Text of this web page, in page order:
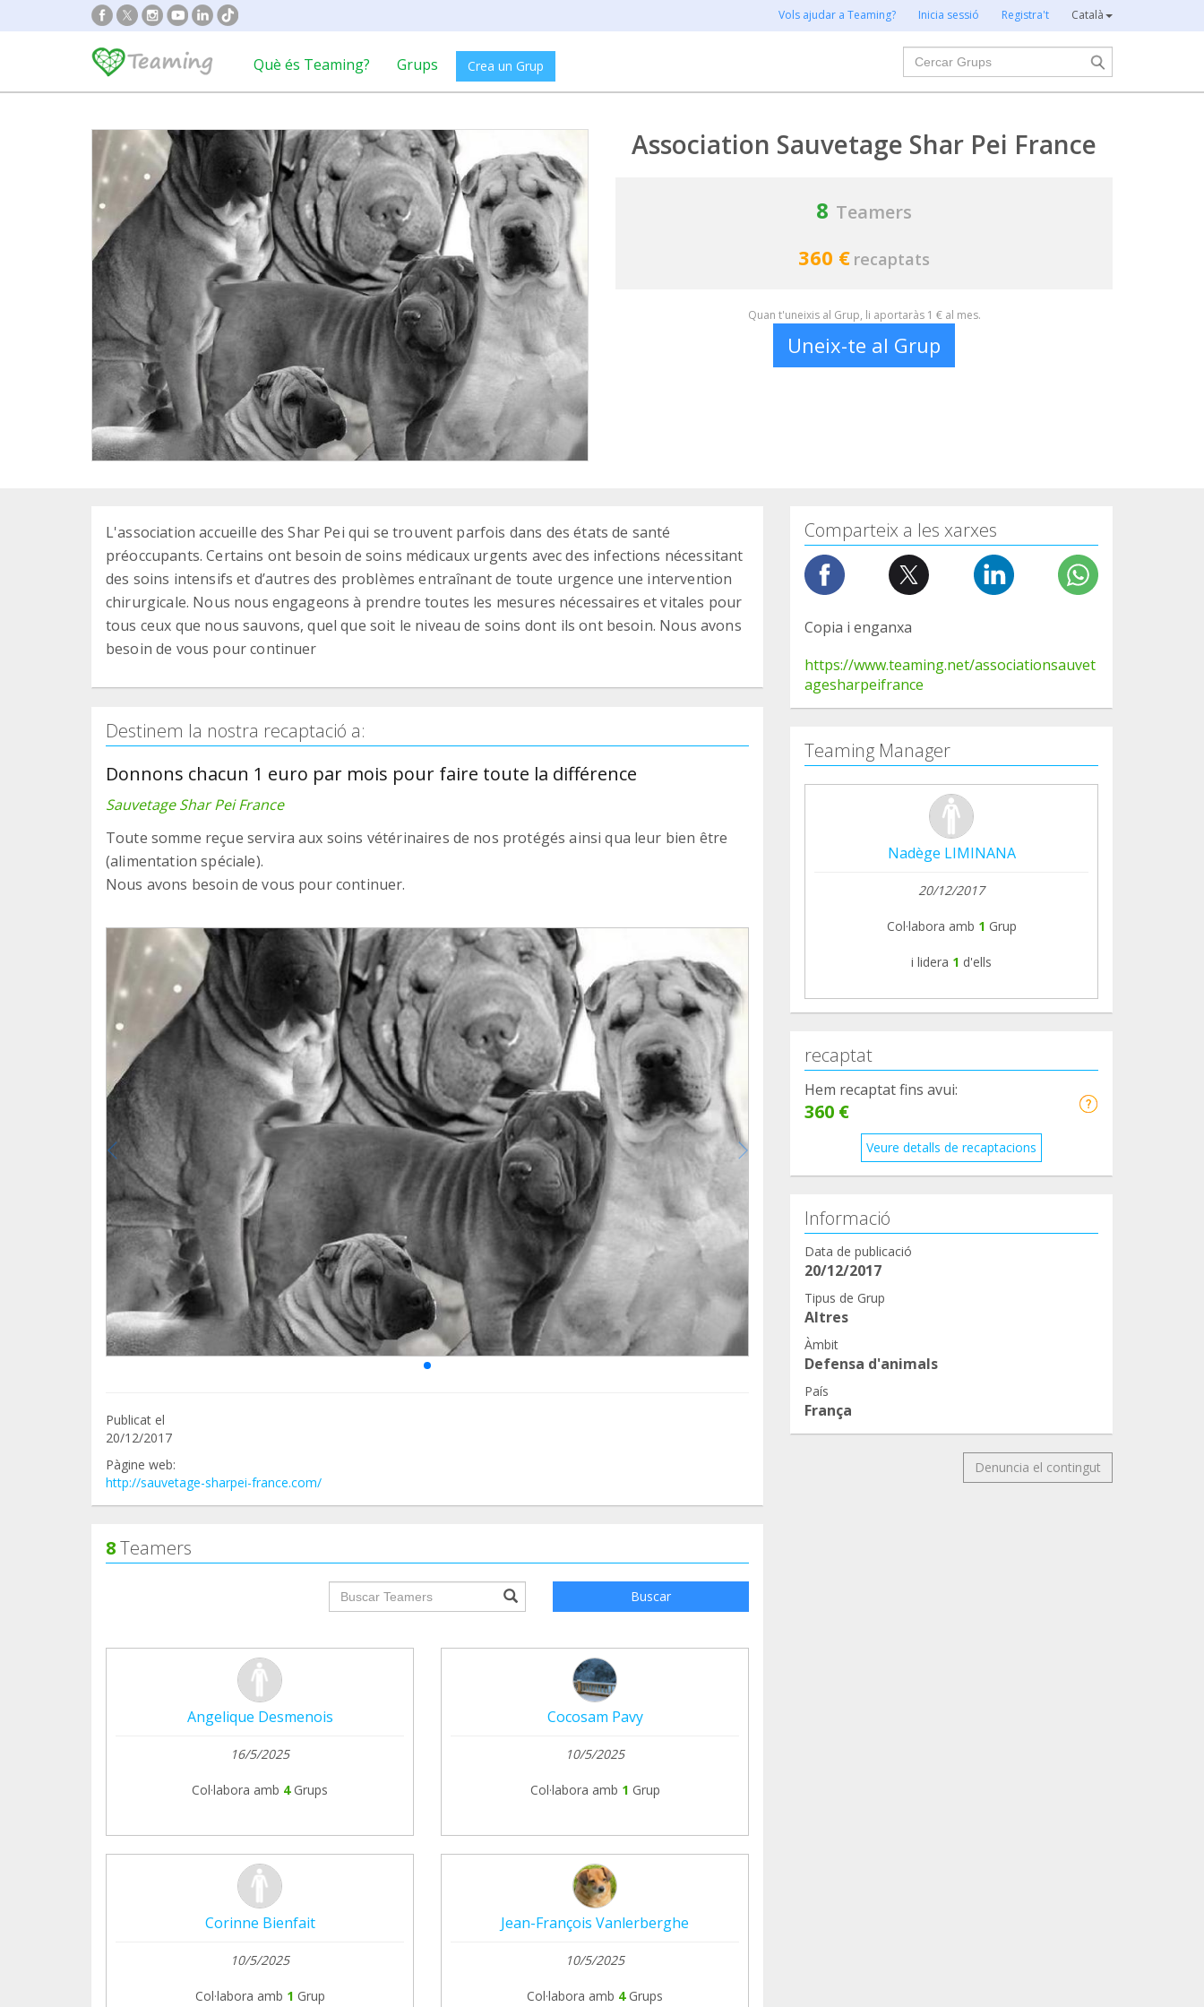
Vols ajudar a Teaming? Inicia sessió Registra't Català
Què és Teaming? Grups Crea un Grup
Cercar
Association Sauvetage Shar Pei France
8 Teamers
360 € recaptats
Quan t'uneixis al Grup, li aportaràs 1 € al mes.
Uneix-te al Grup
L'association accueille des Shar Pei qui se trouvent parfois dans des états de santé
préoccupants. Certains ont besoin de soins médicaux urgents avec des infections nécessitant
des soins intensifs et d’autres des problèmes entraînant de toute urgence une intervention
chirurgicale. Nous nous engageons à prendre toutes les mesures nécessaires et vitales pour
tous ceux que nous sauvons, quel que soit le niveau de soins dont ils ont besoin. Nous avons
besoin de vous pour continuer
Destinem la nostra recaptació a:
Donnons chacun 1 euro par mois pour faire toute la différence
Sauvetage Shar Pei France
Toute somme reçue servira aux soins vétérinaires de nos protégés ainsi qua leur bien être
(alimentation spéciale).
Nous avons besoin de vous pour continuer.
Publicat el
20/12/2017
Pàgine web:
http://sauvetage-sharpei-france.com/
8Teamers
groupProfile.searchForm.search.text??? Buscar
Angelique Desmenois
16/5/2025
Col·labora amb 4 Grups
Cocosam Pavy
10/5/2025
Col·labora amb 1 Grup
Corinne Bienfait
10/5/2025
Col·labora amb 1 Grup
Jean-François Vanlerberghe
10/5/2025
Col·labora amb 4 Grups
Comparteix a les xarxes
Copia i enganxa
https://www.teaming.net/associationsauvet
agesharpeifrance
Teaming Manager
Nadège LIMINANA
20/12/2017
Col·labora amb 1 Grup
i lidera 1 d'ells
recaptat
Hem recaptat fins avui:
360 €
Veure detalls de recaptacions
Informació
Data de publicació
20/12/2017
Tipus de Grup
Altres
Àmbit
Defensa d'animals
País
França
Denuncia el contingut